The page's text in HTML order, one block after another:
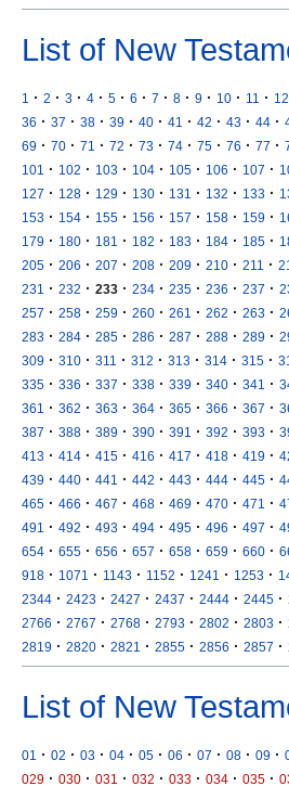
List of New
1 · 2 · 3 · 4 · 5 · 6 · 7 · 8 · 9 · 10 · 11 · 12
36 · 37 · 38 · 39 · 40 · 41 · 42 · 43 · 44 ·
69 · 70 · 71 · 72 · 73 · 74 · 75 · 76 · 77 ·
101
· 102 · 103 · 104 · 105 · 106 · 107 ·
127 · 128 · 129 · 130 · 131 · 132 · 133 ·
153 · 154 · 155 · 156 · 157 · 158 · 159 ·
179 · 180 · 181 · 182 · 183 · 184 · 185 ·
205 · 206 · 207 · 208 · 209 · 210 · 211 ·
231
· 232 · 233 · 234 · 235 · 236 · 237 ·
257 · 258 · 259 · 260 · 261 · 262 · 263 ·
283 · 284 · 285 · 286 · 287 · 288 · 289 ·
309 · 310 · 311 · 312 · 313 · 314 · 315 ·
335 · 336 · 337 · 338 · 339 · 340 · 341 ·
361
· 362 · 363 · 364 · 365 · 366 · 367 ·
387 · 388 · 389 · 390 · 391 · 392 · 393 ·
413 · 414 · 415 · 416 · 417 · 418 · 419 ·
439 · 440 · 441 · 442 · 443 · 444 · 445 ·
465 · 466 · 467 · 468 · 469 · 470 · 471 ·
491
· 492 · 493 · 494 · 495 · 496 · 497 ·
654 · 655 · 656 · 657 · 658 · 659 · 660 ·
918 · 1071 · 1143 · 1152 · 1241 · 1253 ·
2344 · 2423 · 2427 · 2437 · 2444 · 2445 ·
2766 · 2767 · 2768 · 2793 · 2802 · 2803 ·
2819 · 2820 · 2821 · 2855 · 2856 · 2857 ·
List of New
01 · 02 · 03 · 04 · 05 · 06 · 07 · 08 · 09 ·
029 · 030 · 031 · 032 · 033 · 034 · 035 ·